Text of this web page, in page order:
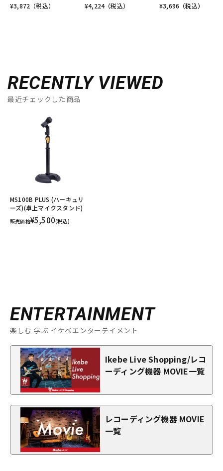
¥3,872 （税込） ¥4,224（税込） ¥3,696 （税込）
RECENTLY VIEWED
最近チェックした商品
MS100B PLUS (ハーキュリ
ーズ)(卓上マイクスタンド)
販売価格¥5,500(税込)
ENTERTAINMENT
楽しむ 学ぶ イケベエンターテイメント
Ikebe Live Shopping/レコ
ーディング機器 MOVIE一覧
レコーディング機器 MOVIE
一覧